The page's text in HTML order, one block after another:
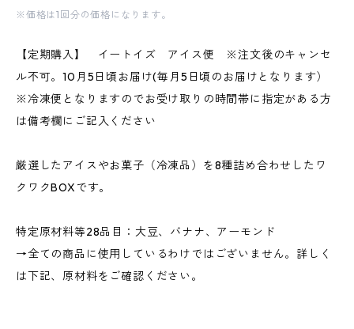
※価格は1回分の価格になります。
【定期購入】 イートイズ アイス便 ※注文後のキャンセ
ル不可。10月5日頃お届け(毎月5日頃のお届けとなります）
※冷凍便となりますのでお受け取りの時間帯に指定がある方
は備考欄にご記入ください
厳選したアイスやお菓子（冷凍品）を8種詰め合わせしたワ
クワクBOXです。
特定原材料等28品目：大豆、バナナ、アーモンド
→全ての商品に使用しているわけではございません。詳しく
は下記、原材料をご確認ください。